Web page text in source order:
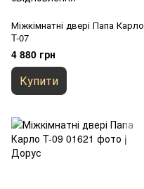
Міжкімнатні двері Папа Карло
T-07
4 880 грн
Купити